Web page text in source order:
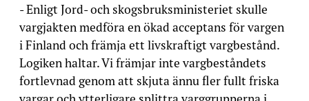
- Enligt Jord- och skogsbruksministeriet skulle
vargjakten medföra en ökad acceptans för vargen
i Finland och främja ett livskraftigt vargbestånd.
Logiken haltar. Vi främjar inte vargbeståndets
fortlevnad genom att skjuta ännu fler fullt friska